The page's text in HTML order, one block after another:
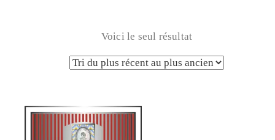
Voici le seul résultat